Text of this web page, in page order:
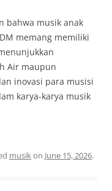
bahwa musik anak
memang memiliki
Air maupun
inovasi para musisi
karya-karya musik
musikon June 15, 2026.